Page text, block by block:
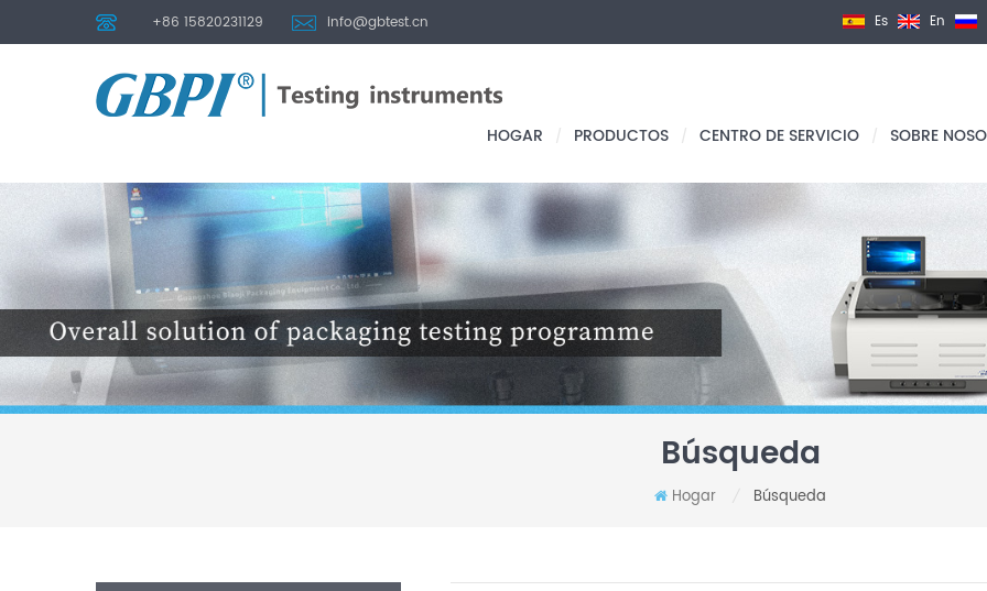
+86 15820231129 info@gbtest.cn Es En
HOGAR / PRODUCTOS / CENTRO DE SERVICIO / SOBRE
Búsqueda
Hogar Búsqueda